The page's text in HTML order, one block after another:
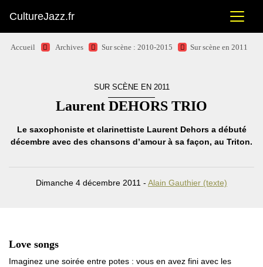
CultureJazz.fr
Accueil Archives Sur scène : 2010-2015 Sur scène en 2011
SUR SCÈNE EN 2011
Laurent DEHORS TRIO
Le saxophoniste et clarinettiste Laurent Dehors a débuté
décembre avec des chansons d’amour à sa façon, au Triton.
Dimanche 4 décembre 2011 - Alain Gauthier (texte)
Love songs
Imaginez une soirée entre potes : vous en avez fini avec les